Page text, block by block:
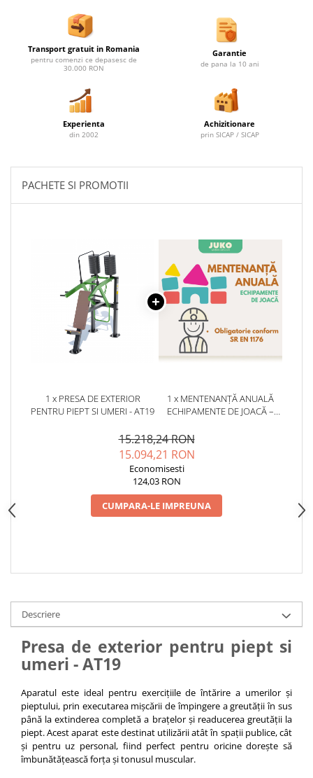
Ghivece din beton
Stalpi stradali
Stalpi camere video
pentru trotuar
Cismea stradala / gradina
Tomberoane si Pubele de Gunoi
Mobilier urban DIZABILITATI
Transport gratuit in Romania
pentru comenzi ce depasesc de
30.000 RON
Garantie
de pana la 10 ani
Experienta
din 2002
Achizitionare
prin SICAP / SICAP
PACHETE SI PROMOTII
1 x PRESA DE EXTERIOR
PENTRU PIEPT SI UMERI - AT19
1 x MENTENANȚĂ ANUALĂ
ECHIPAMENTE DE JOACĂ –
CONFORM SR EN 1176
15.218,24 RON
15.094,21 RON
Economisesti
124,03 RON
CUMPARA-LE IMPREUNA
Descriere
Presa de exterior pentru piept si
umeri - AT19
Aparatul este ideal pentru exercițiile de întărire a umerilor și
pieptului, prin executarea mișcării de împingere a greutății în sus
până la extinderea completă a brațelor și readucerea greutății la
piept. Acest aparat este destinat utilizării atât în spații publice, cât
și pentru uz personal, fiind perfect pentru oricine dorește să
îmbunătățească forța și tonusul muscular.